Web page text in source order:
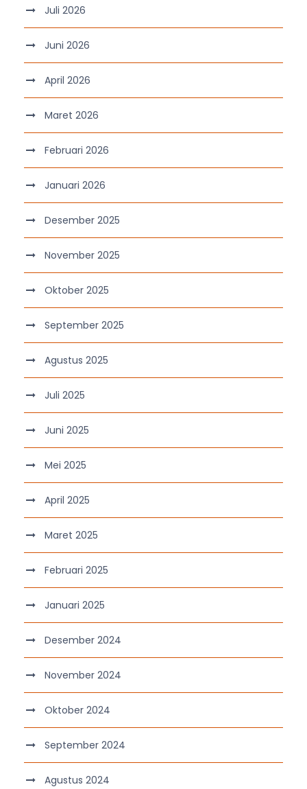
Juli 2026
Juni 2026
April 2026
Maret 2026
Februari 2026
Januari 2026
Desember 2025
November 2025
Oktober 2025
September 2025
Agustus 2025
Juli 2025
Juni 2025
Mei 2025
April 2025
Maret 2025
Februari 2025
Januari 2025
Desember 2024
November 2024
Oktober 2024
September 2024
Agustus 2024